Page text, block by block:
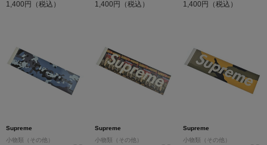
1,400円（税込） 1,400円（税込） 1,400円（税込）
Supreme
小物類（その他）
Supreme
小物類（その他）
Supreme
小物類（その他）